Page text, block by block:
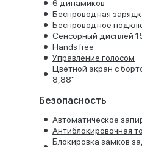
6 динамиков
Беспроводная
Беспроводное
Сенсорный дисплей
Hands free
Управление голосом
Цветной экран с
8,88"
Безопасность
Автоматическое
Антиблокировочная
Блокировка замков